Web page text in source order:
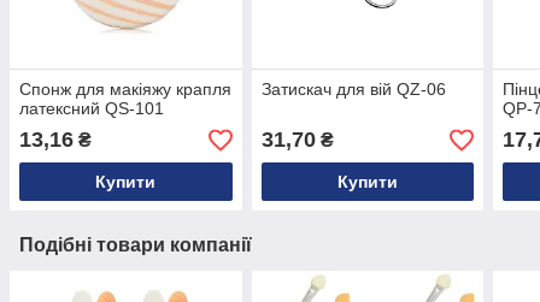
Спонж для макіяжу крапля
латексний QS-101
13,16 ₴
Купити
Затискач для вій QZ-06
31,70₴
Купити
QP-
Подібні товари компанії